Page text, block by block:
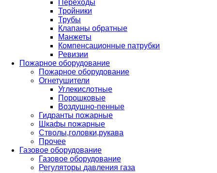
Переходы
Тройники
Трубы
Клапаны обратные
Манжеты
Компенсационные патрубки
Ревизии
Пожарное оборудование
Пожарное оборудование
Огнетушители
Углекислотные
Порошковые
Воздушно-пенные
Гидранты пожарные
Шкафы пожарные
Стволы,головки,рукава
Прочее
Газовое оборудование
Газовое оборудование
Регуляторы давления газа